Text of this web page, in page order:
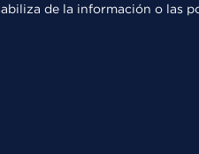
de la información o las